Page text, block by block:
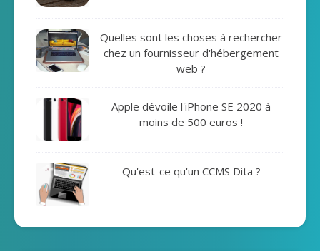
Quelles sont les choses à rechercher
chez un fournisseur d'hébergement
web ?
Apple dévoile l'iPhone SE 2020 à
moins de 500 euros !
Qu'est-ce qu'un CCMS Dita ?